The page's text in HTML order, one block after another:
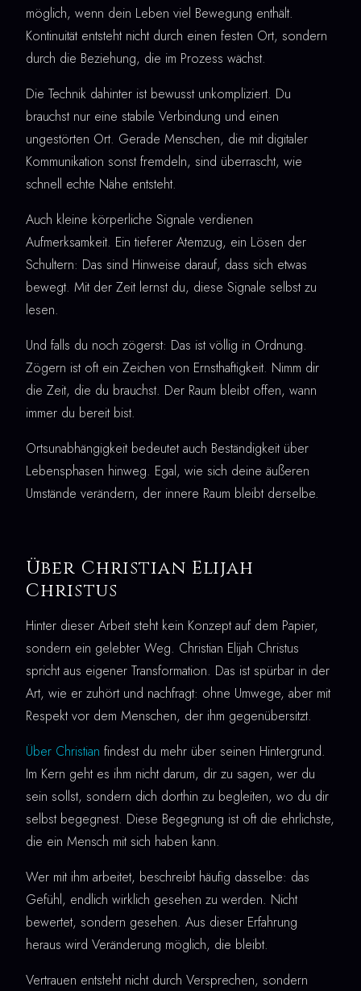
möglich, wenn dein Leben viel Bewegung enthält.
Kontinuität entsteht nicht durch einen festen Ort, sondern
durch die Beziehung, die im Prozess wächst.
Die Technik dahinter ist bewusst unkompliziert. Du
brauchst nur eine stabile Verbindung und einen
ungestörten Ort. Gerade Menschen, die mit digitaler
Kommunikation sonst fremdeln, sind überrascht, wie
schnell echte Nähe entsteht.
Auch kleine körperliche Signale verdienen
Aufmerksamkeit. Ein tieferer Atemzug, ein Lösen der
Schultern: Das sind Hinweise darauf, dass sich etwas
bewegt. Mit der Zeit lernst du, diese Signale selbst zu
lesen.
Und falls du noch zögerst: Das ist völlig in Ordnung.
Zögern ist oft ein Zeichen von Ernsthaftigkeit. Nimm dir
die Zeit, die du brauchst. Der Raum bleibt offen, wann
immer du bereit bist.
Ortsunabhängigkeit bedeutet auch Beständigkeit über
Lebensphasen hinweg. Egal, wie sich deine äußeren
Umstände verändern, der innere Raum bleibt derselbe.
Über Christian Elijah
Christus
Hinter dieser Arbeit steht kein Konzept auf dem Papier,
sondern ein gelebter Weg. Christian Elijah Christus
spricht aus eigener Transformation. Das ist spürbar in der
Art, wie er zuhört und nachfragt: ohne Umwege, aber mit
Respekt vor dem Menschen, der ihm gegenübersitzt.
Über Christian findest du mehr über seinen Hintergrund.
Im Kern geht es ihm nicht darum, dir zu sagen, wer du
sein sollst, sondern dich dorthin zu begleiten, wo du dir
selbst begegnest. Diese Begegnung ist oft die ehrlichste,
die ein Mensch mit sich haben kann.
Wer mit ihm arbeitet, beschreibt häufig dasselbe: das
Gefühl, endlich wirklich gesehen zu werden. Nicht
bewertet, sondern gesehen. Aus dieser Erfahrung
heraus wird Veränderung möglich, die bleibt.
Vertrauen entsteht nicht durch Versprechen, sondern